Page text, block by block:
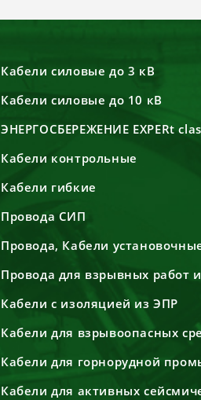
Кабели силовые до 3 кВ
Кабели силовые до 10 кВ
ЭНЕРГОСБЕРЕЖЕНИЕ EXPERt
Кабели контрольные
Кабели гибкие
Провода СИП
Провода, Кабели
Провода для взрывных работ
Кабели с изоляцией из ЭПР
Кабели для взрывоопасных
Кабели для горнорудной
Кабели для активных